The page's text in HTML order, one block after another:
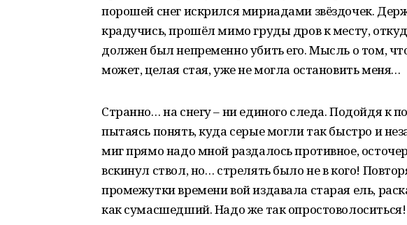
порошей снег искрился мириадами звёздочек.
крадучись, прошёл мимо груды дров к месту,
должен был непременно убить его. Мысль о том,
может, целая стая, уже не могла остановить меня…
Странно… на снегу – ни единого следа. Подойдя к
пытаясь понять, куда серые могли так быстро и
миг прямо надо мной раздалось противное,
вскинул ствол, но… стрелять было не в кого!
промежутки времени вой издавала старая ель,
как сумасшедший. Надо же так опростоволоситься!